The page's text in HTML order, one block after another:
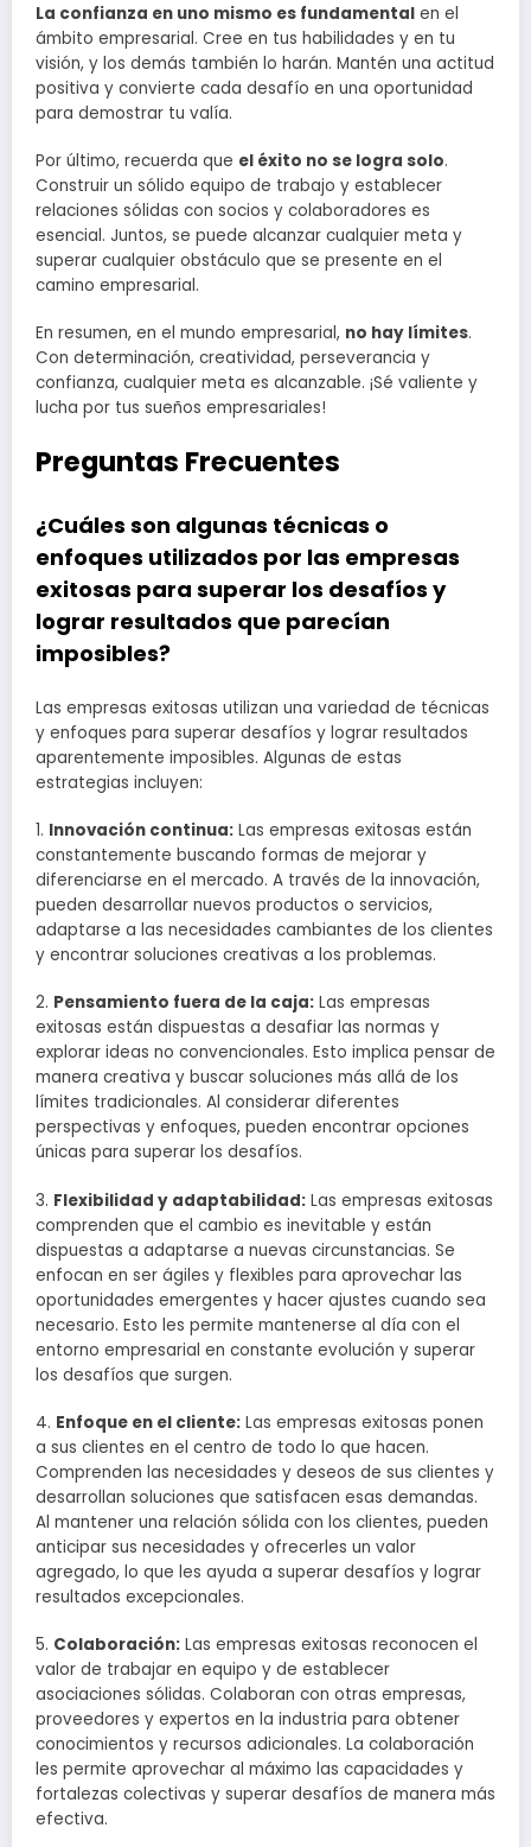
La confianza en uno mismo es fundamental en el
ámbito empresarial. Cree en tus habilidades y en tu
visión, y los demás también lo harán. Mantén una actitud
positiva y convierte cada desafío en una oportunidad
para demostrar tu valía.
Por último, recuerda que el éxito no se logra solo.
Construir un sólido equipo de trabajo y establecer
relaciones sólidas con socios y colaboradores es
esencial. Juntos, se puede alcanzar cualquier meta y
superar cualquier obstáculo que se presente en el
camino empresarial.
En resumen, en el mundo empresarial, no hay límites.
Con determinación, creatividad, perseverancia y
confianza, cualquier meta es alcanzable. ¡Sé valiente y
lucha por tus sueños empresariales!
Preguntas Frecuentes
¿Cuáles son algunas técnicas o
enfoques utilizados por las empresas
exitosas para superar los desafíos y
lograr resultados que parecían
imposibles?
Las empresas exitosas utilizan una variedad de técnicas
y enfoques para superar desafíos y lograr resultados
aparentemente imposibles. Algunas de estas
estrategias incluyen:
1. Innovación continua: Las empresas exitosas están
constantemente buscando formas de mejorar y
diferenciarse en el mercado. A través de la innovación,
pueden desarrollar nuevos productos o servicios,
adaptarse a las necesidades cambiantes de los clientes
y encontrar soluciones creativas a los problemas.
2. Pensamiento fuera de la caja: Las empresas
exitosas están dispuestas a desafiar las normas y
explorar ideas no convencionales. Esto implica pensar de
manera creativa y buscar soluciones más allá de los
límites tradicionales. Al considerar diferentes
perspectivas y enfoques, pueden encontrar opciones
únicas para superar los desafíos.
3. Flexibilidad y adaptabilidad: Las empresas exitosas
comprenden que el cambio es inevitable y están
dispuestas a adaptarse a nuevas circunstancias. Se
enfocan en ser ágiles y flexibles para aprovechar las
oportunidades emergentes y hacer ajustes cuando sea
necesario. Esto les permite mantenerse al día con el
entorno empresarial en constante evolución y superar
los desafíos que surgen.
4. Enfoque en el cliente: Las empresas exitosas ponen
a sus clientes en el centro de todo lo que hacen.
Comprenden las necesidades y deseos de sus clientes y
desarrollan soluciones que satisfacen esas demandas.
Al mantener una relación sólida con los clientes, pueden
anticipar sus necesidades y ofrecerles un valor
agregado, lo que les ayuda a superar desafíos y lograr
resultados excepcionales.
5. Colaboración: Las empresas exitosas reconocen el
valor de trabajar en equipo y de establecer
asociaciones sólidas. Colaboran con otras empresas,
proveedores y expertos en la industria para obtener
conocimientos y recursos adicionales. La colaboración
les permite aprovechar al máximo las capacidades y
fortalezas colectivas y superar desafíos de manera más
efectiva.